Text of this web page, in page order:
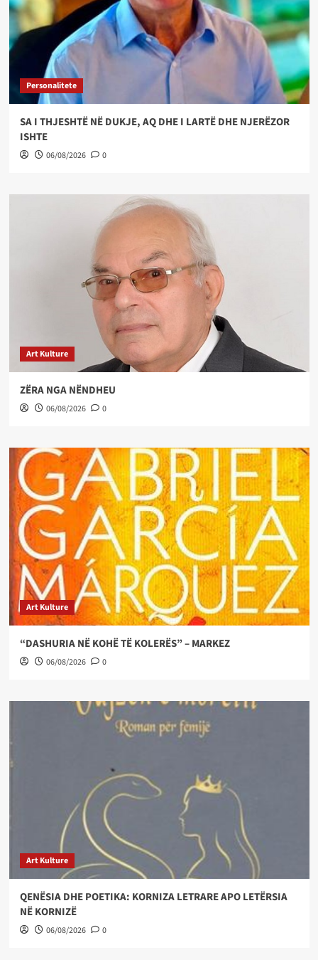
Personalitete
SA I THJESHTË NË DUKJE, AQ DHE I LARTË DHE NJERËZOR
ISHTE
06/08/2026 0
Art Kulture
ZËRA NGA NËNDHEU
06/08/2026 0
Art Kulture
“DASHURIA NË KOHË TË KOLERËS” – MARKEZ
06/08/2026 0
Art Kulture
QENËSIA DHE POETIKA: KORNIZA LETRARE APO LETËRSIA
NË KORNIZË
06/08/2026 0